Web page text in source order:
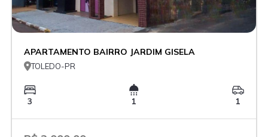
APARTAMENTO BAIRRO JARDIM GISELA
TOLEDO-PR
3 1 1